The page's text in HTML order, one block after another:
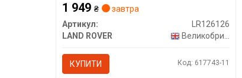
1 949 ₴
завтра
Артикул:
LR126126
LAND ROVER
Великобританія
КУПИТИ Код: 617743-11